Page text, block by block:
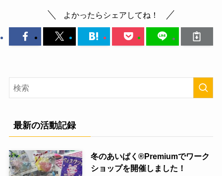
よかったらシェアしてね！
最新の活動記録
冬のあいぱく®Premiumでワーク
ショップを開催しました！